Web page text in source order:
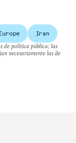
Iran
de política pública; las
necesariamente las de